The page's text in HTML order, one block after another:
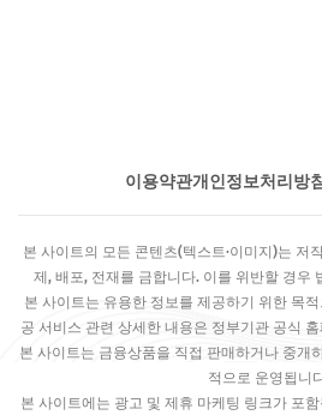
이용약관개인정보처리방침
본 사이트의 모든 콘텐츠(텍스트·이미지)는 저
제, 배포, 전재를 금합니다. 이를 위반할 경우
본 사이트는 유용한 정보를 제공하기 위한 목
공 서비스 관련 상세한 내용은 정부기관 공식
본 사이트는 금융상품을 직접 판매하거나 중개
적으로 운영됩니
본 사이트에는 광고 및 제휴 마케팅 링크가 포